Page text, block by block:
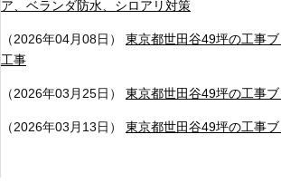
ア、ベランダ防水、シロアリ対策
（2026年04月08日） 東京都世田谷49坪の工事
工事
（2026年03月25日） 東京都世田谷49坪の工事
（2026年03月13日） 東京都世田谷49坪の工事